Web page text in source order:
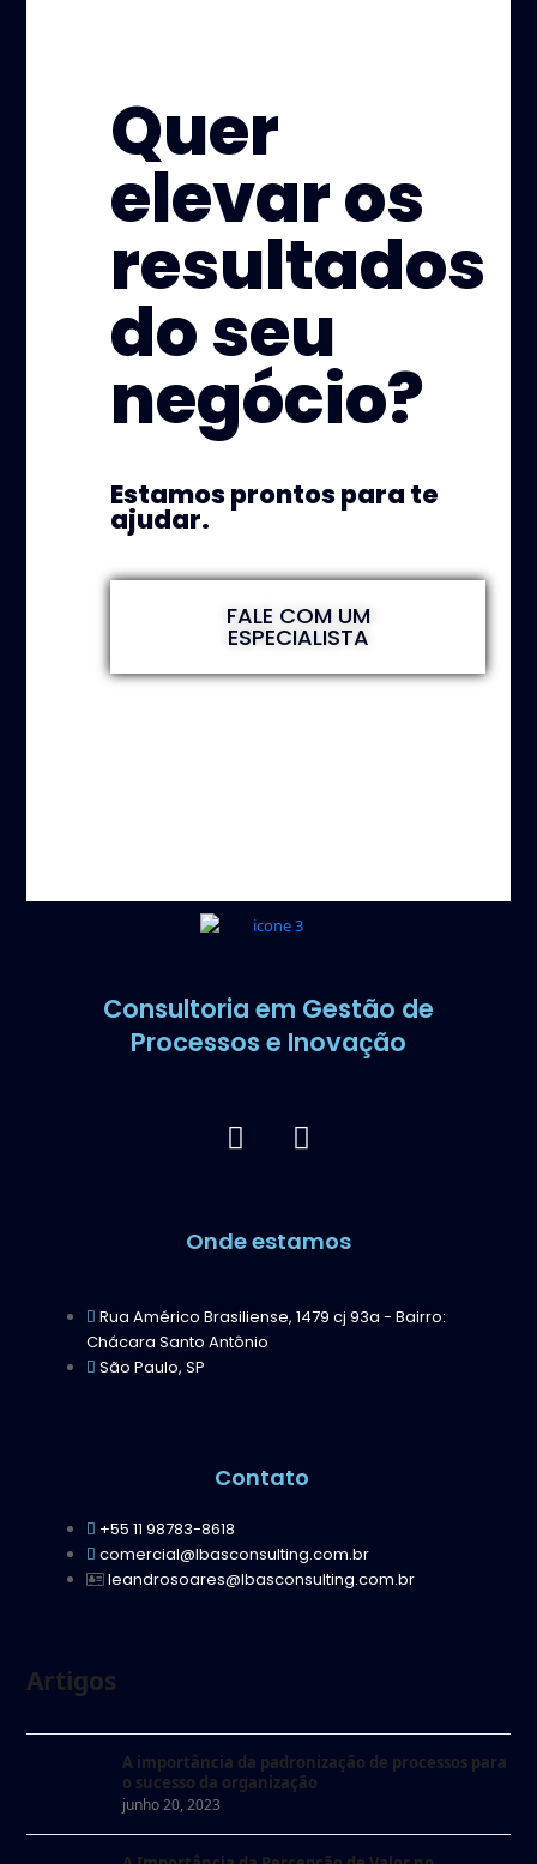
Quer
elevar os
resultados
do seu
negócio?
Estamos prontos para te
ajudar.
FALE COM UM
ESPECIALISTA
Consultoria em Gestão de
Processos e Inovação
Onde estamos
Rua Américo Brasiliense, 1479 cj 93a - Bairro:
Chácara Santo Antônio
São Paulo, SP
Contato
+55 11 98783-8618
comercial@lbasconsulting.com.br
leandrosoares@lbasconsulting.com.br
Artigos
A importância da padronização de processos para
o sucesso da organização
junho 20, 2023